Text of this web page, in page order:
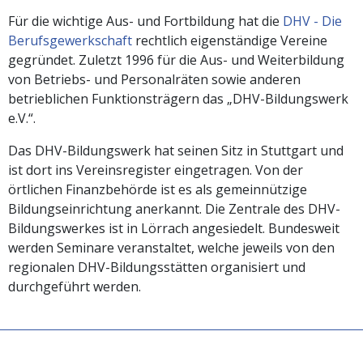
Für die wichtige Aus- und Fortbildung hat die DHV - Die
Berufsgewerkschaft rechtlich eigenständige Vereine
gegründet. Zuletzt 1996 für die Aus- und Weiterbildung
von Betriebs- und Personalräten sowie anderen
betrieblichen Funktionsträgern das „DHV-Bildungswerk
e.V.“.
Das DHV-Bildungswerk hat seinen Sitz in Stuttgart und
ist dort ins Vereinsregister eingetragen. Von der
örtlichen Finanzbehörde ist es als gemeinnützige
Bildungseinrichtung anerkannt. Die Zentrale des DHV-
Bildungswerkes ist in Lörrach angesiedelt. Bundesweit
werden Seminare veranstaltet, welche jeweils von den
regionalen DHV-Bildungsstätten organisiert und
durchgeführt werden.